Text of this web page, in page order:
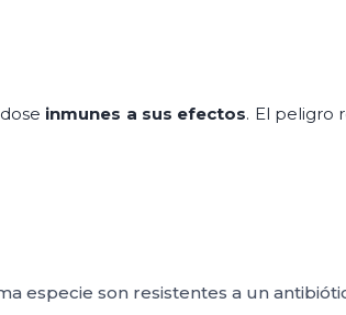
inmunes a sus efectos. El peligro
especie son resistentes a un